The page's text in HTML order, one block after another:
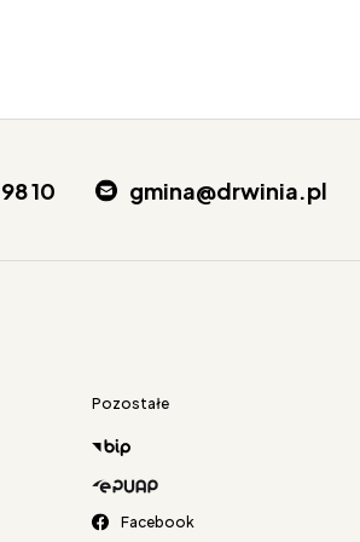
10 gmina@drwinia.pl
Pozostałe
Facebook